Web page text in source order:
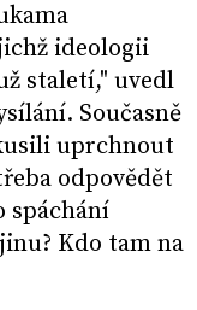
ideologii
staletí," uvedl
Současně
uprchnout
odpovědět
spáchání
Kdo tam na